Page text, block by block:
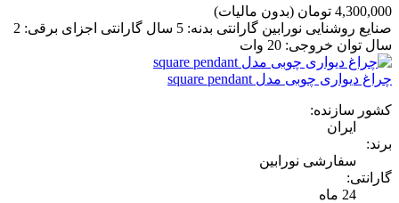
4,300,000 تومان
(بدون مالیات)
صنایع روشنایی نورابین گارانتی بدنه: 5 سال گارانتی اجزای برقی: 2
سال توان خروجی: 20 وات
چراغ دیواری چوبی مدل square pendant
کشور سازنده:
ایران
برند:
سفارشی نورابین
گارانتی:
24 ماه